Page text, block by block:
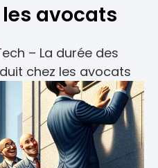
avocats
– La durée des
chez les avocats